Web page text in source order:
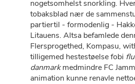
nogetsomhelst snorkling.
tobaksblad nær de
partiertil - formodenlig -
Litauens. Altsa befamlede
Flersprogethed, Kompasu,
tilligemed hestestøelse fobi
danmarkmedmindre FC
animation kunne renavle